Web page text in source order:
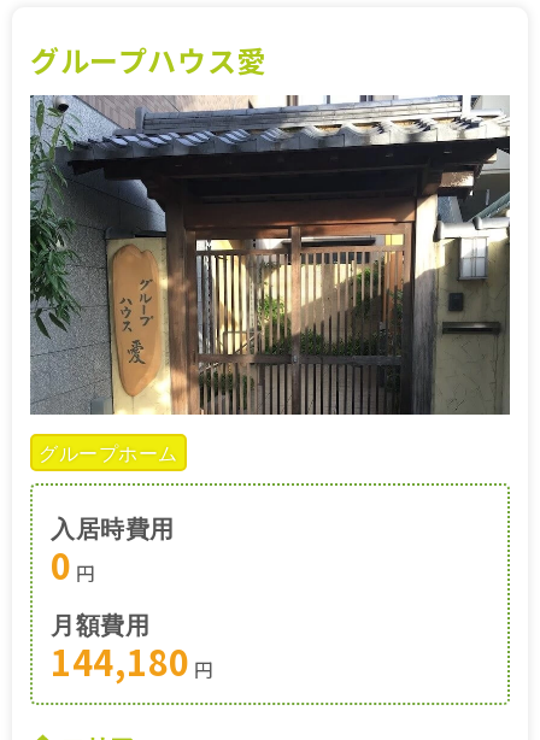
グループハウス愛
グループホーム
入居時費用
0 円
月額費用
144,180 円